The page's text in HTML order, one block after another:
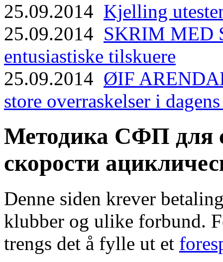
25.09.2014 Kjelling
25.09.2014 SKRIM MED
entusiastiske tilskuere
25.09.2014 ØIF
store overraskelser i
Методика СФП для
скорости
Denne siden krever
klubber og ulike forbund.
trengs det å fylle ut et